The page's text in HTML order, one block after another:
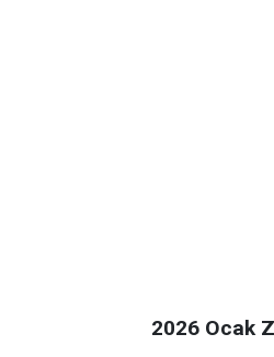
2026 Ocak